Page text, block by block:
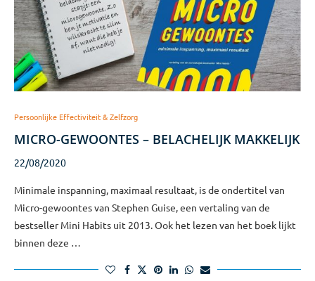
Persoonlijke Effectiviteit & Zelfzorg
MICRO-GEWOONTES – BELACHELIJK MAKKELIJK
22/08/2020
Minimale inspanning, maximaal resultaat, is de ondertitel van
Micro-gewoontes van Stephen Guise, een vertaling van de
bestseller Mini Habits uit 2013. Ook het lezen van het boek lijkt
binnen deze …